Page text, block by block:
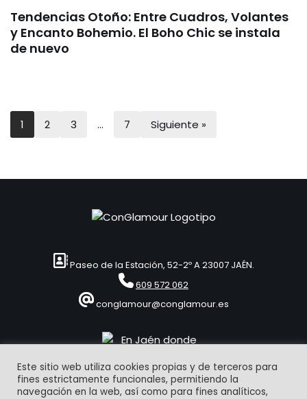
Tendencias Otoño: Entre Cuadros, Volantes
y Encanto Bohemio. El Boho Chic se instala
de nuevo
1 2 3 … 7 Siguiente »
Paseo de la Estación, 52-2º A 23007 JAÉN.
609 572 062
conglamour@conglamour.es
Este sitio web utiliza cookies propias y de terceros para
fines estrictamente funcionales, permitiendo la
navegación en la web, así como para fines analíticos,